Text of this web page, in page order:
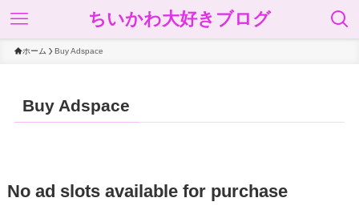
ちいかわ大好きブログ
ホーム Buy Adspace
Buy Adspace
No ad slots available for purchase